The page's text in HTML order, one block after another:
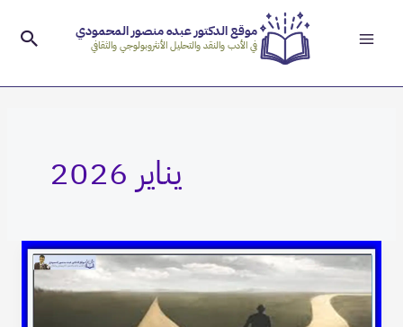
Menu
موقع الدكتور عبده منصور المحمودي
في الأدب والنقد والتحليل الأنثروبولوجي والثقافي
يناير 2026
نسق
المعرفة
الأدبية